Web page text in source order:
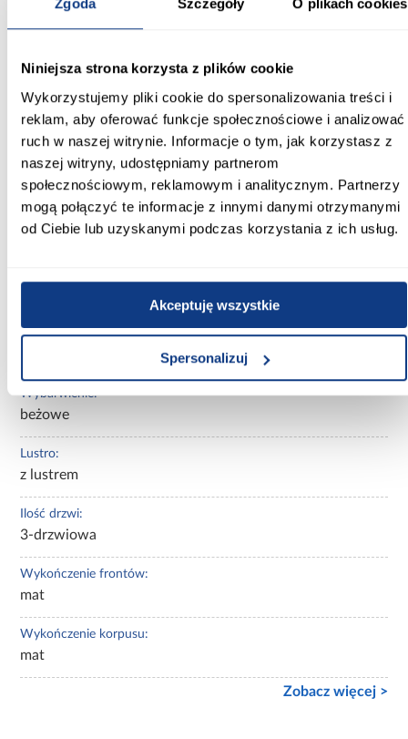
Zgoda Szczegóły O plikach cookies
Niniejsza strona korzysta z plików cookie
Wykorzystujemy pliki cookie do spersonalizowania treści i
reklam, aby oferować funkcje społecznościowe i analizować
ruch w naszej witrynie. Informacje o tym, jak korzystasz z
naszej witryny, udostępniamy partnerom
społecznościowym, reklamowym i analitycznym. Partnerzy
mogą połączyć te informacje z innymi danymi otrzymanymi
od Ciebie lub uzyskanymi podczas korzystania z ich usług.
Akceptuję wszystkie
Spersonalizuj
Informacje Transport
Szerokość [cm]:
180.00
Głębokość [cm]:
Wysokość [cm]:
235.20
Kolor korpusu:
Wybarwienie:
beżowe
Lustro:
z lustrem
Ilość drzwi:
3-drzwiowa
Wykończenie frontów:
mat
Wykończenie korpusu:
mat
Zobacz więcej >